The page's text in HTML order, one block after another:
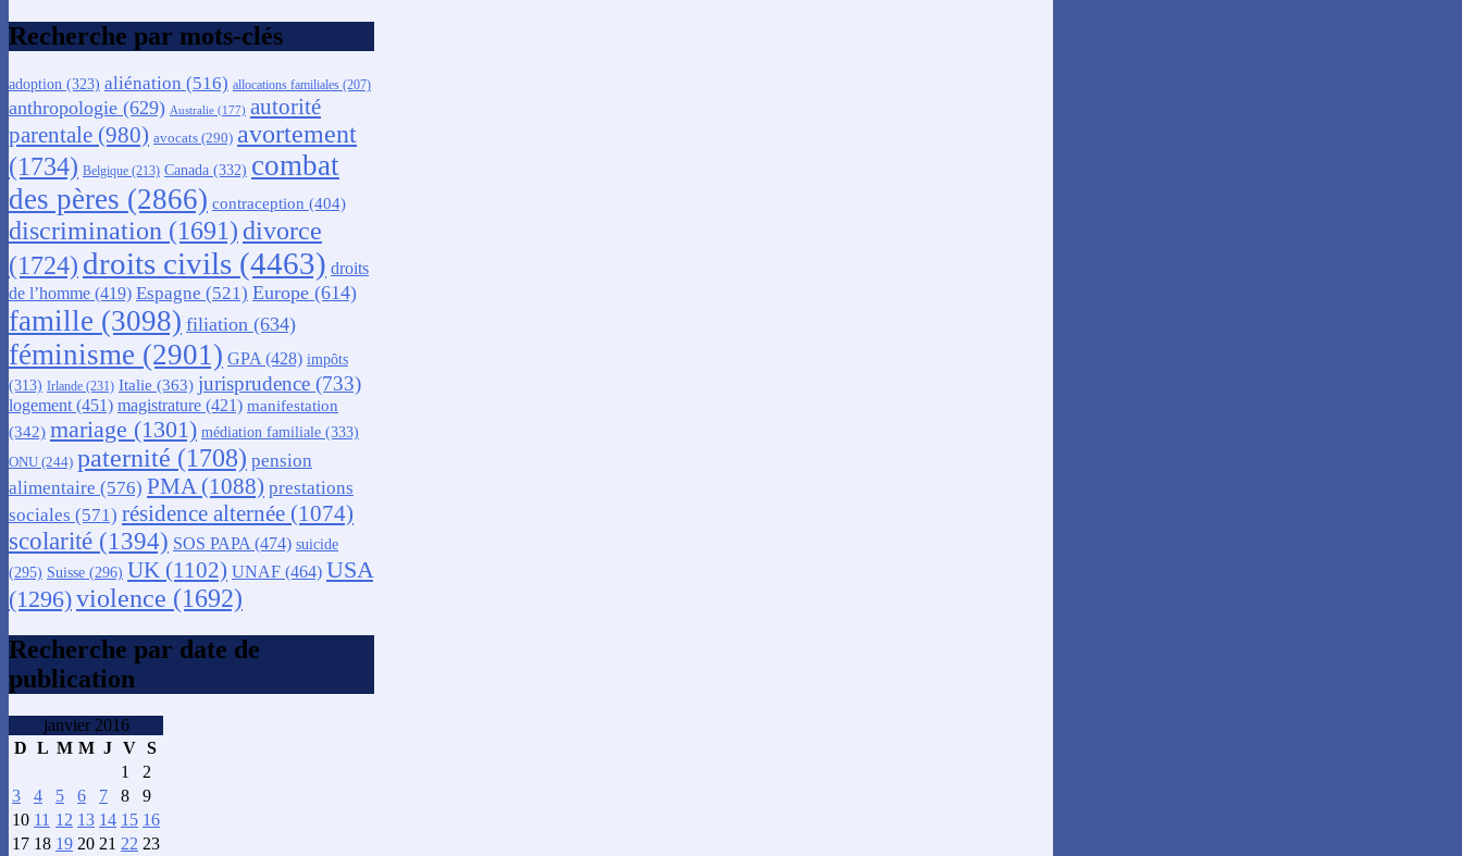
Recherche par mots-clés
adoption (323) aliénation (516) allocations familiales (207)
anthropologie (629) Australie (177) autorité
parentale (980) avocats (290) avortement
(1734) Belgique (213) Canada (332) combat
des pères (2866) contraception (404)
discrimination (1691) divorce
(1724) droits civils (4463) droits
de l’homme (419) Espagne (521) Europe (614)
famille (3098) filiation (634)
féminisme (2901) GPA (428) impôts
(313) Irlande (231) Italie (363) jurisprudence (733)
logement (451) magistrature (421) manifestation
(342) mariage (1301) médiation familiale (333)
ONU (244) paternité (1708) pension
alimentaire (576) PMA(1088) prestations
sociales (571) résidence alternée (1074)
scolarité (1394) SOS PAPA(474) suicide
(295) Suisse (296) UK (1102) UNAF (464) USA
(1296)violence (1692)
Recherche par date de
publication
janvier 2016
D L M M J V S
1
2
3
4 5 6 7 8
9
10 11 12 13 14 15 16
17 18 19 20 21 22 23